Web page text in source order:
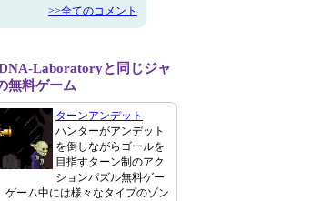
>>全てのコメント
Laboratoryと同じジャ
無料ゲーム
ターンアンデット
ハンターがアンデット
を倒しながらゴールを
目指すターン制のアク
ションパズル無料ゲー
ゲーム中には様々なタイプのゾン